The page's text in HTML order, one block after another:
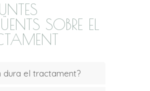
SOBRE EL
dura el tractament?